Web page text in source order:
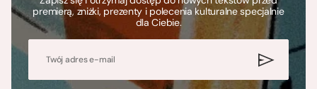
premierą, zniżki, prezenty i polecenia kulturalne specjalnie
dla Ciebie.